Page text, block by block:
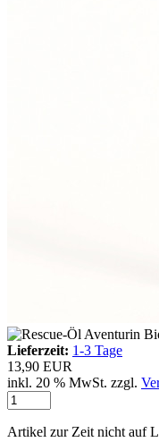
Lieferzeit: 1-3 Tage
13,90 EUR
inkl. 20 % MwSt. zzgl.
Artikel zur Zeit nicht auf